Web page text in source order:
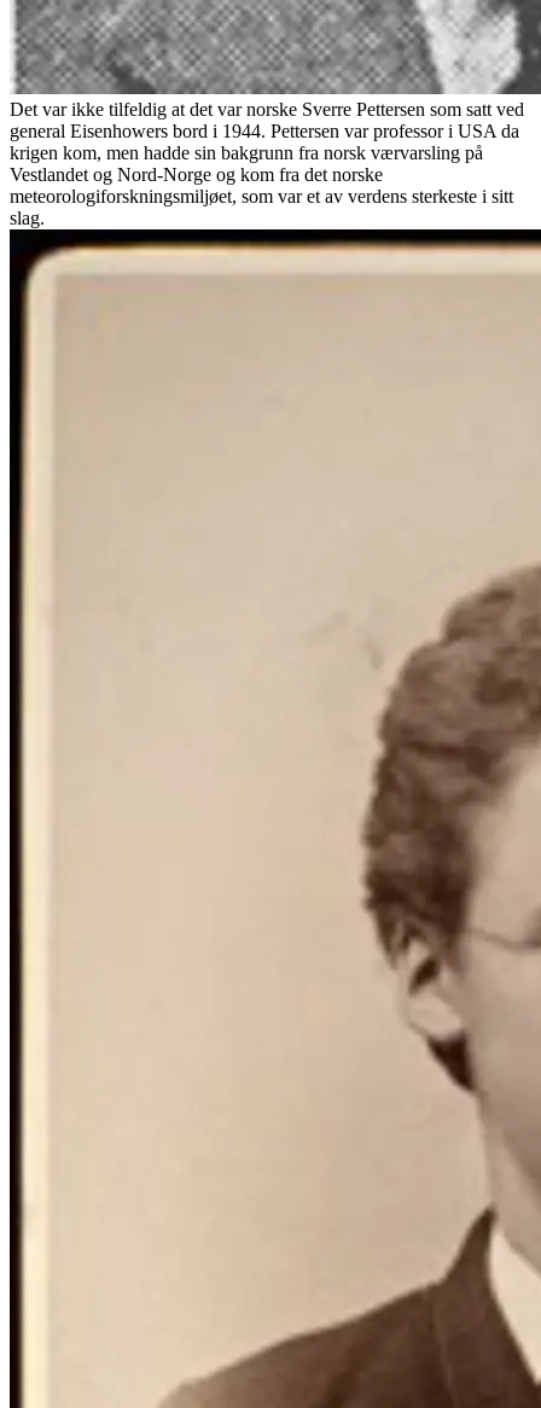
Det var ikke tilfeldig at det var norske Sverre Pettersen som satt ved
general Eisenhowers bord i 1944. Pettersen var professor i USA da
krigen kom, men hadde sin bakgrunn fra norsk værvarsling på
Vestlandet og Nord-Norge og kom fra det norske
meteorologiforskningsmiljøet, som var et av verdens sterkeste i sitt
slag.